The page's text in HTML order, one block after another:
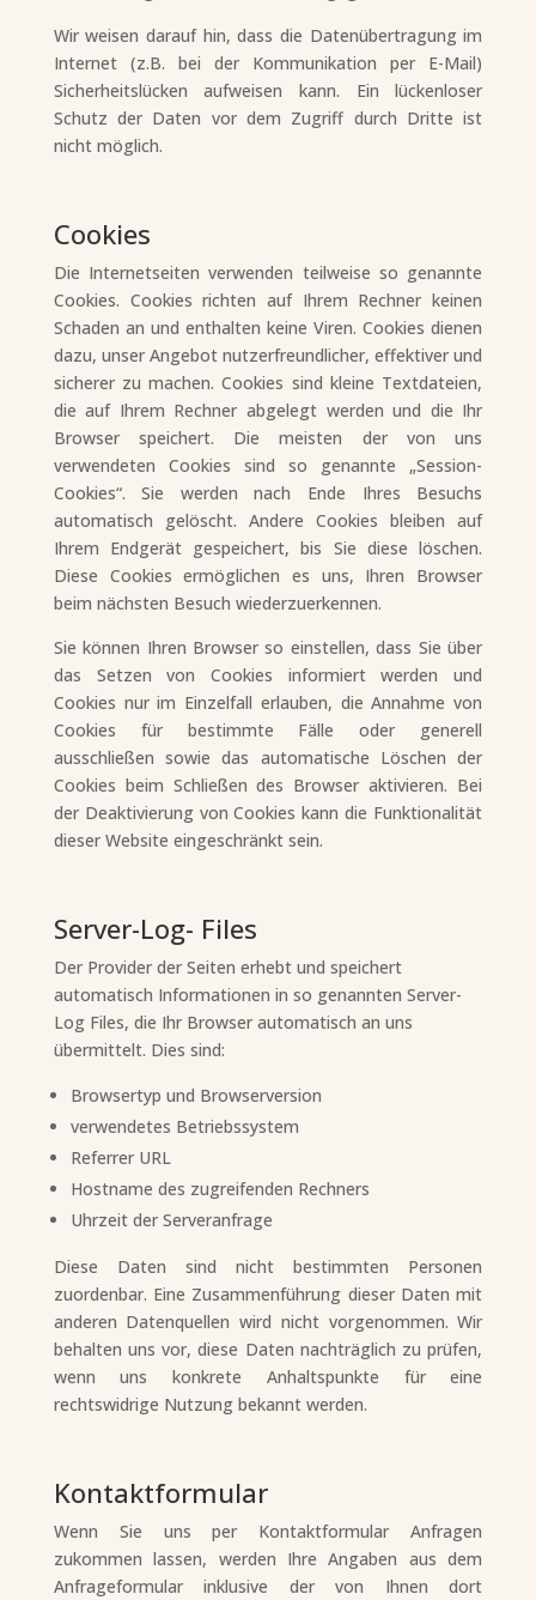
Wir weisen darauf hin, dass die Datenübertragung im
Internet (z.B. bei der Kommunikation per E-Mail)
Sicherheitslücken aufweisen kann. Ein lückenloser
Schutz der Daten vor dem Zugriff durch Dritte ist
nicht möglich.
Cookies
Die Internetseiten verwenden teilweise so genannte
Cookies. Cookies richten auf Ihrem Rechner keinen
Schaden an und enthalten keine Viren. Cookies dienen
dazu, unser Angebot nutzerfreundlicher, effektiver und
sicherer zu machen. Cookies sind kleine Textdateien,
die auf Ihrem Rechner abgelegt werden und die Ihr
Browser speichert. Die meisten der von uns
verwendeten Cookies sind so genannte „Session-
Cookies“. Sie werden nach Ende Ihres Besuchs
automatisch gelöscht. Andere Cookies bleiben auf
Ihrem Endgerät gespeichert, bis Sie diese löschen.
Diese Cookies ermöglichen es uns, Ihren Browser
beim nächsten Besuch wiederzuerkennen.
Sie können Ihren Browser so einstellen, dass Sie über
das Setzen von Cookies informiert werden und
Cookies nur im Einzelfall erlauben, die Annahme von
Cookies für bestimmte Fälle oder generell
ausschließen sowie das automatische Löschen der
Cookies beim Schließen des Browser aktivieren. Bei
der Deaktivierung von Cookies kann die Funktionalität
dieser Website eingeschränkt sein.
Server-Log- Files
Der Provider der Seiten erhebt und speichert
automatisch Informationen in so genannten Server-
Log Files, die Ihr Browser automatisch an uns
übermittelt. Dies sind:
Browsertyp und Browserversion
verwendetes Betriebssystem
Referrer URL
Hostname des zugreifenden Rechners
Uhrzeit der Serveranfrage
Diese Daten sind nicht bestimmten Personen
zuordenbar. Eine Zusammenführung dieser Daten mit
anderen Datenquellen wird nicht vorgenommen. Wir
behalten uns vor, diese Daten nachträglich zu prüfen,
wenn uns konkrete Anhaltspunkte für eine
rechtswidrige Nutzung bekannt werden.
Kontaktformular
Wenn Sie uns per Kontaktformular Anfragen
zukommen lassen, werden Ihre Angaben aus dem
Anfrageformular inklusive der von Ihnen dort